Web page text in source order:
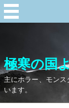
極寒の国
主にホラー、モン
います。